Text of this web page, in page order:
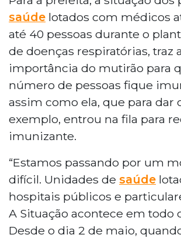
saúde lotados com médicos
até 40 pessoas durante o
de doenças respiratórias, traz a
importância do mutirão para
número de pessoas fique
assim como ela, que para dar
exemplo, entrou na fila para
imunizante.
“Estamos passando por um
difícil. Unidades de saúde
hospitais públicos e
A Situação acontece em todo
Desde o dia 2 de maio,